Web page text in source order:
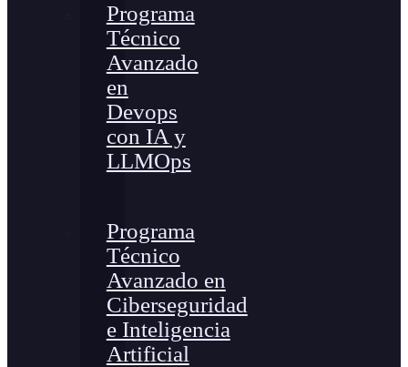
Programa
Técnico
Avanzado
en
Devops
con IA y
LLMOps
Programa
Técnico
Avanzado en
Ciberseguridad
e Inteligencia
Artificial